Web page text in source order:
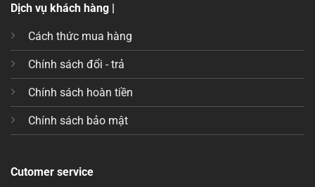
Dịch vụ khách hàng |
Cách thức mua hàng
Chính sách đổi - trả
Chính sách hoàn tiền
Chính sách bảo mật
Cutomer service